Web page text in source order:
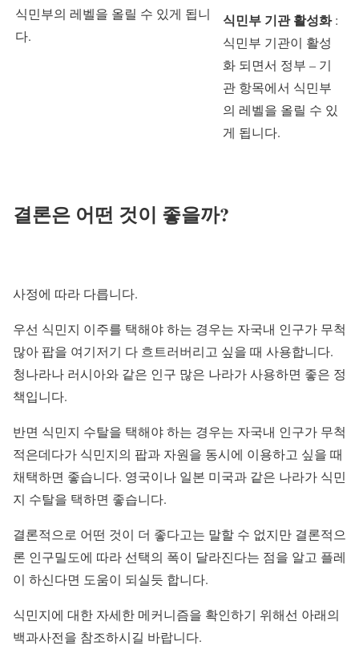
식민부의 레벨을 올릴 수 있게 됩니
다.
식민부 기관 활성화:
식민부 기관이 활성
화 되면서 정부 – 기
관 항목에서 식민부
의 레벨을 올릴 수 있
게 됩니다.
결론은 어떤 것이 좋을까?
사정에 따라 다릅니다.
우선 식민지 이주를 택해야 하는 경우는 자국내 인구가 무척
많아 팝을 여기저기 다 흐트러버리고 싶을 때 사용합니다.
청나라나 러시아와 같은 인구 많은 나라가 사용하면 좋은 정
책입니다.
반면 식민지 수탈을 택해야 하는 경우는 자국내 인구가 무척
적은데다가 식민지의 팝과 자원을 동시에 이용하고 싶을 때
채택하면 좋습니다. 영국이나 일본 미국과 같은 나라가 식민
지 수탈을 택하면 좋습니다.
결론적으로 어떤 것이 더 좋다고는 말할 수 없지만 결론적으
론 인구밀도에 따라 선택의 폭이 달라진다는 점을 알고 플레
이 하신다면 도움이 되실듯 합니다.
식민지에 대한 자세한 메커니즘을 확인하기 위해선 아래의
백과사전을 참조하시길 바랍니다.